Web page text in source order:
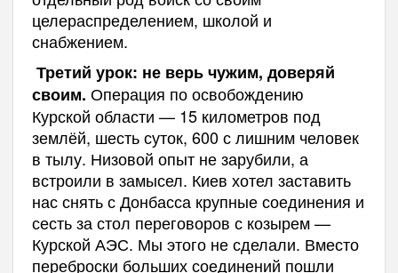
целераспределением, школой и
снабжением.
Третий урок: не верь чужим, доверяй
своим. Операция по освобождению
Курской области — 15 километров под
землёй, шесть суток, 600 с лишним человек
в тылу. Низовой опыт не зарубили, а
встроили в замысел. Киев хотел заставить
нас снять с Донбасса крупные соединения и
сесть за стол переговоров с козырем —
Курской АЭС. Мы этого не сделали. Вместо
переброски больших соединений пошли